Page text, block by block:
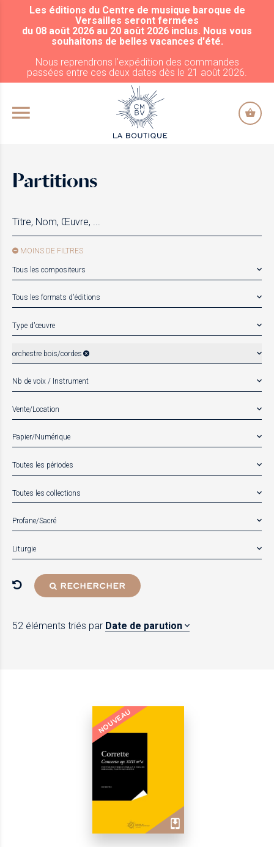
ALLER AU CONTENU PRINCIPAL
Les éditions du Centre de musique baroque de
Versailles seront fermées
du 08 août 2026 au 20 août 2026 inclus. Nous vous
souhaitons de belles vacances d'été.
Nous reprendrons l'expédition des commandes
passées entre ces deux dates dès le 21 août 2026.
Partitions
MOINS DE FILTRES
Tous les compositeurs
Tous les formats d'éditions
Type d'œuvre
orchestre bois/cordes
Nb de voix / Instrument
Vente/Location
Papier/Numérique
Toutes les périodes
Toutes les collections
Profane/Sacré
Liturgie
RECHERCHER
52 éléments triés par Date de parution
NOUVEAU